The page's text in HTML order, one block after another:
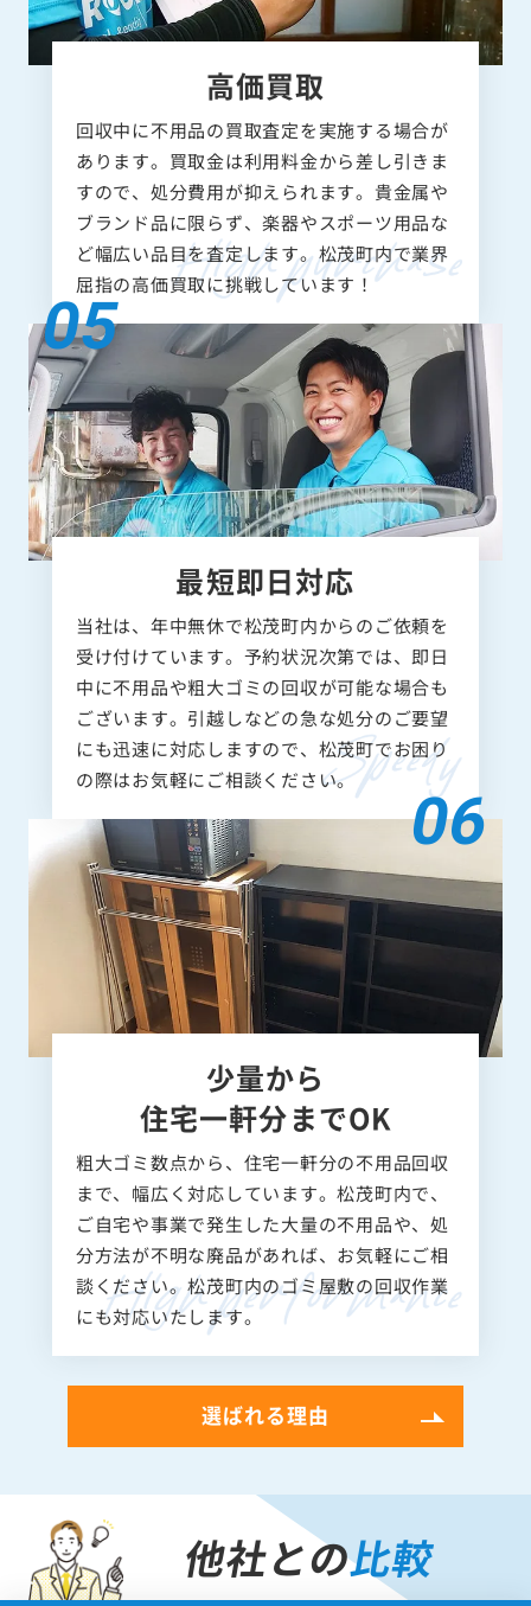
高価買取
回収中に不用品の買取査定を実施する場合が
あります。買取金は利用料金から差し引きま
すので、処分費用が抑えられます。貴金属や
ブランド品に限らず、楽器やスポーツ用品な
ど幅広い品目を査定します。松茂町内で業界
屈指の高価買取に挑戦しています！
最短即日対応
当社は、年中無休で松茂町内からのご依頼を
受け付けています。予約状況次第では、即日
中に不用品や粗大ゴミの回収が可能な場合も
ございます。引越しなどの急な処分のご要望
にも迅速に対応しますので、松茂町でお困り
の際はお気軽にご相談ください。
少量から
住宅一軒分までOK
粗大ゴミ数点から、住宅一軒分の不用品回収
まで、幅広く対応しています。松茂町内で、
ご自宅や事業で発生した大量の不用品や、処
分方法が不明な廃品があれば、お気軽にご相
談ください。松茂町内のゴミ屋敷の回収作業
にも対応いたします。
選ばれる理由
他社との比較